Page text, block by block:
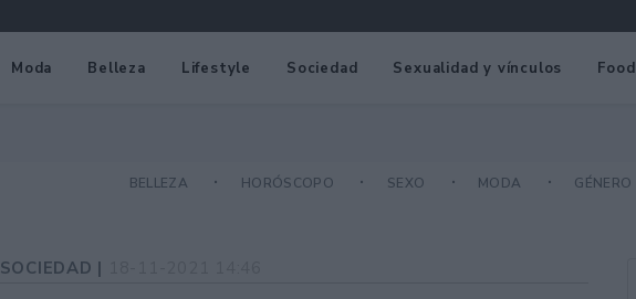
Moda Belleza Lifestyle Sociedad Sexualidad y vínculos Food
BELLEZA HORÓSCOPO SEXO MODA GÉNERO
SOCIEDAD |